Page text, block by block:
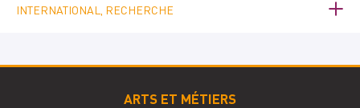
INTERNATIONAL, RECHERCHE
ARTS ET MÉTIERS